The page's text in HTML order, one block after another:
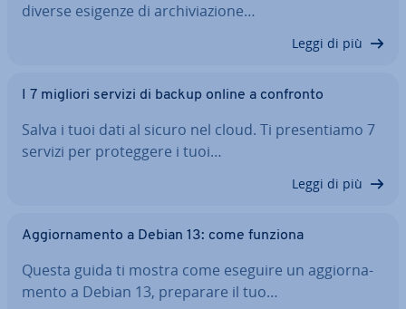
diverse esigenze di ar­chi­via­zio­ne…
Leggi di più
I 7 migliori servizi di backup online a confronto
Salva i tuoi dati al sicuro nel cloud. Ti pre­sen­tia­mo 7
servizi per pro­teg­ge­re i tuoi…
Leggi di più
Ag­gior­na­men­to a Debian 13: come funziona
Questa guida ti mostra come eseguire un ag­gior­na­
men­to a Debian 13, preparare il tuo…